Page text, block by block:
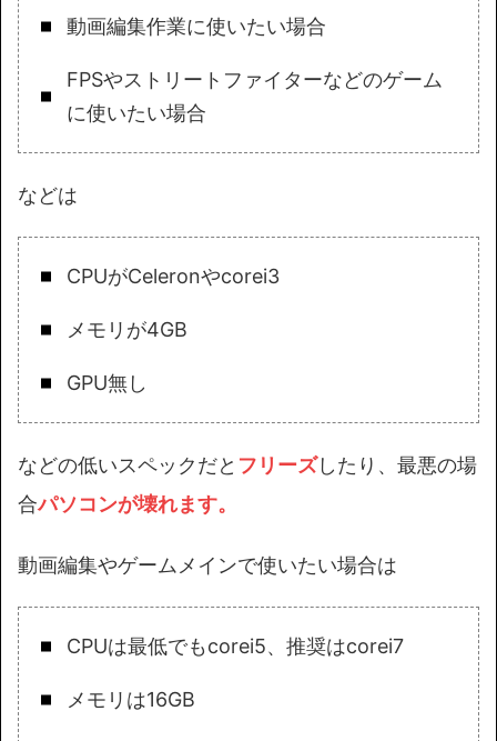
動画編集作業に使いたい場合
FPSやストリートファイターなどのゲーム
に使いたい場合
などは
CPUがCeleronやcorei3
メモリが4GB
GPU無し
などの低いスペックだと フリーズしたり、最悪の場
合パソコンが壊れます。
動画編集やゲームメインで使いたい場合は
CPUは最低でもcorei5、推奨はcorei7
メモリは16GB